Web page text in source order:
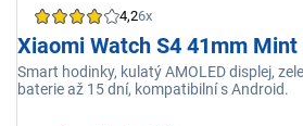
4,26x
Xiaomi Watch S4 41mm Mint
Smart hodinky, kulatý AMOLED displej,
baterie až 15 dní, kompatibilní s Android.